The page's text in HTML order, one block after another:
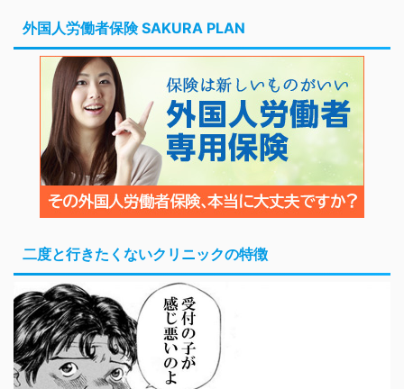
外国人労働者保険 SAKURA PLAN
二度と行きたくないクリニックの特徴